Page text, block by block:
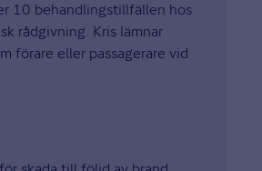
10 behandlingstillfällen hos
rådgivning. Kris lämnar
förare eller passagerare vid